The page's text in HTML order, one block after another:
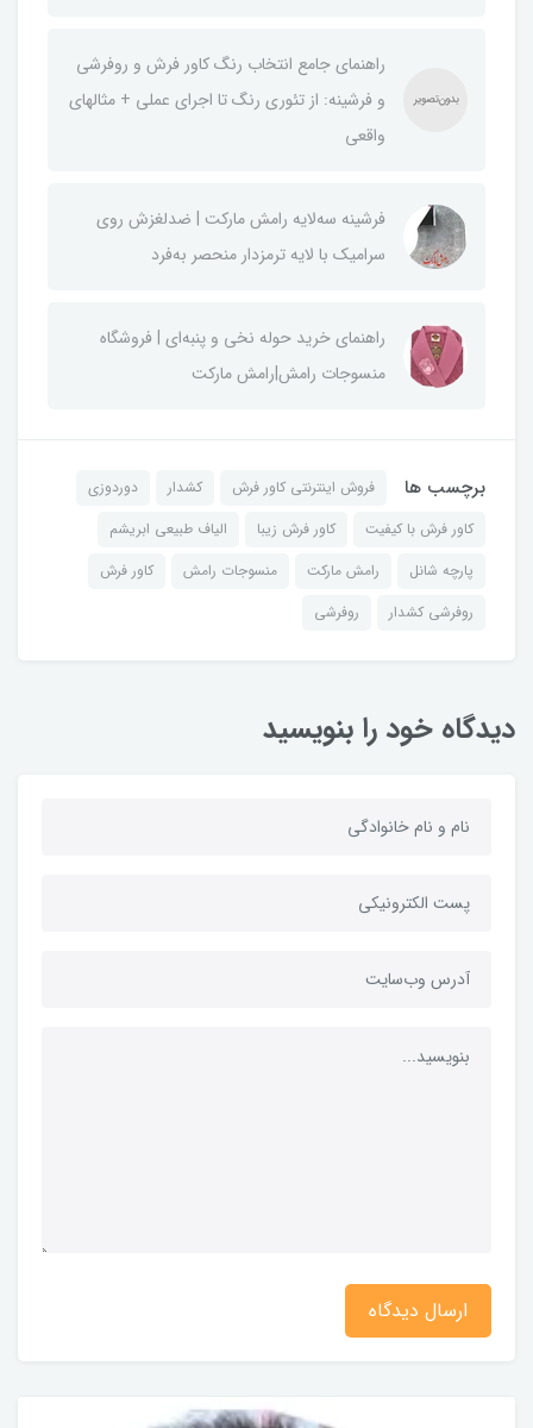
راهنمای جامع انتخاب رنگ کاور فرش و روفرشی
و فرشینه: از تئوری رنگ تا اجرای عملی + مثالهای
واقعی
فرشینه سه‌لایه رامش مارکت | ضدلغزش روی
سرامیک با لایه ترمزدار منحصر به‌فرد
راهنمای خرید حوله نخی و پنبه‌ای | فروشگاه
منسوجات رامش|رامش مارکت
برچسب ها فروش اینترنتی کاور فرش کشدار
دوردوزی
کاور فرش با کیفیت
کاور فرش زیبا
الیاف طبیعی ابریشم
پارچه شانل
رامش مارکت منسوجات رامش
کاور فرش
روفرشی کشدار
روفرشی
دیدگاه خود را بنویسید
ارسال دیدگاه